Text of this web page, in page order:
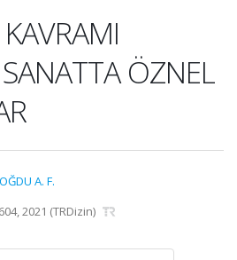
ÖZNEL
A. F.
2021 (TRDizin)